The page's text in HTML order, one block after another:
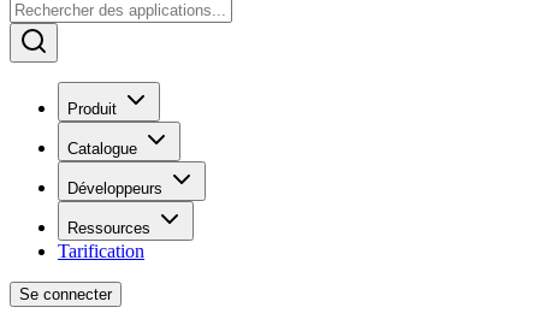
Produit
Catalogue
Développeurs
Ressources
Tarification
Se connecter